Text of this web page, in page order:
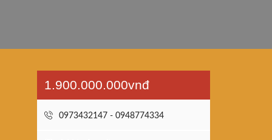
1.900.000.000vnđ
0973432147 - 0948774334